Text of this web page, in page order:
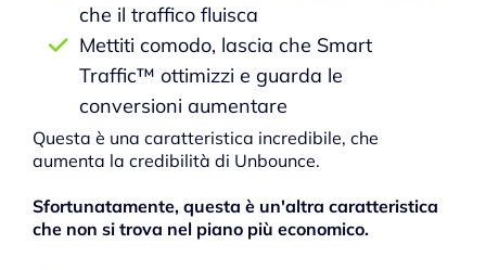
che il traffico fluisca
Mettiti comodo, lascia che Smart
Traffic™ ottimizzi e guarda le
conversioni aumentare
Questa è una caratteristica incredibile, che
aumenta la credibilità di Unbounce.
Sfortunatamente, questa è un'altra caratteristica
che non si trova nel piano più economico.